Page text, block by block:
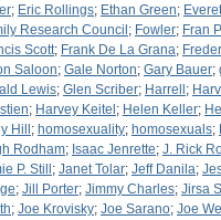
; Eric Rollings; Ethan Green;
Research Council ; Fowler; Fran
Scott; Frank De La Grana;
Saloon; Gale Norton; Gary Bauer;
Lewis; Glen Scriber; Harrell ;
; Harvey Keitel ; Helen Keller;
Hill ; homosexuality; homosexuals;
Rodham; Isaac Jenrette; J. Rick
P. Still ; Janet Tolar; Jeff Danila;
; Jill Porter; Jimmy Charles; Jirsa
; Joe Krovisky; Joe Sarano; Joe